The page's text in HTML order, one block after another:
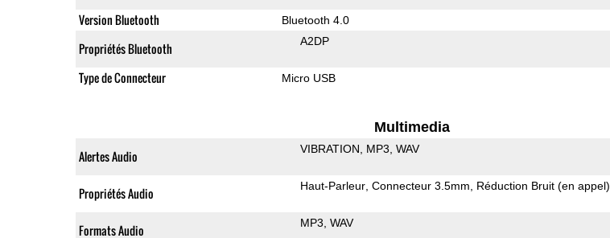
Version Bluetooth Bluetooth 4.0
Propriétés Bluetooth A2DP
Type de Connecteur Micro USB
Multimedia
Alertes Audio VIBRATION MP3 WAV
Propriétés Audio Haut-Parleur Connecteur 3.5mm Réduction Bruit (en appel)
Formats Audio MP3 WAV